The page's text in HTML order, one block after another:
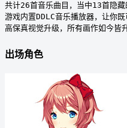
共计26首音乐曲目，当中13首
游戏内置DDLC音乐播放器，让你
出场角色